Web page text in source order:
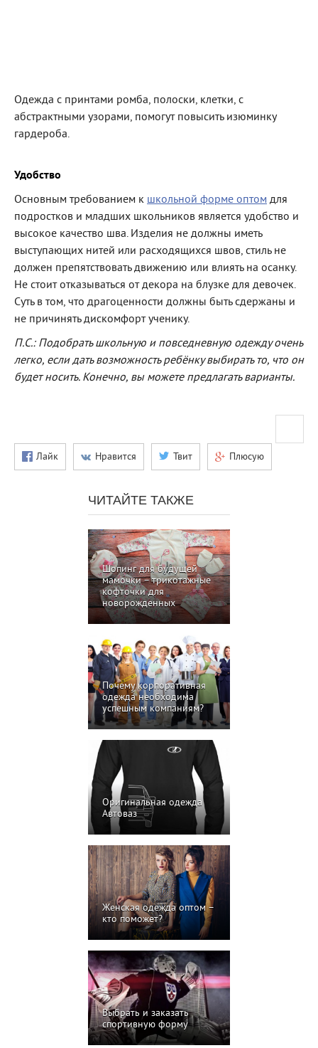
Одежда с принтами ромба, полоски, клетки, с
абстрактными узорами, помогут повысить изюминку
гардероба.
Удобство
Основным требованием к школьной форме оптом для
подростков и младших школьников является удобство и
высокое качество шва. Изделия не должны иметь
выступающих нитей или расходящихся швов, стиль не
должен препятствовать движению или влиять на осанку.
Не стоит отказываться от декора на блузке для девочек.
Суть в том, что драгоценности должны быть сдержаны и
не причинять дискомфорт ученику.
П.С.: Подобрать школьную и повседневную одежду очень
легко, если дать возможность ребёнку выбирать то, что он
будет носить. Конечно, вы можете предлагать варианты.
Лайк Нравится Твит Плюсую
ЧИТАЙТЕ ТАКЖЕ
Шопинг для будущей
мамочки – трикотажные
кофточки для
новорожденных
Почему корпоративная
одежда необходима
успешным компаниям?
Оригинальная одежда
Автоваз
Женская одежда оптом –
кто поможет?
Выбрать и заказать
спортивную форму